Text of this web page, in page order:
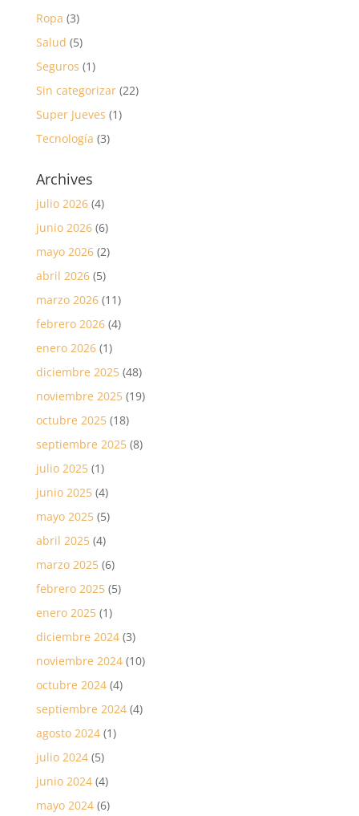
Ropa (3)
Salud (5)
Seguros (1)
Sin categorizar(22)
Super Jueves (1)
Tecnología (3)
Archives
julio 2026(4)
junio 2026(6)
mayo 2026(2)
abril 2026(5)
marzo 2026(11)
febrero 2026(4)
enero 2026(1)
diciembre 2025(48)
noviembre 2025(19)
octubre 2025(18)
septiembre 2025(8)
julio 2025(1)
junio 2025(4)
mayo 2025(5)
abril 2025(4)
marzo 2025(6)
febrero 2025(5)
enero 2025(1)
diciembre 2024(3)
noviembre 2024(10)
octubre 2024(4)
septiembre 2024(4)
agosto 2024(1)
julio 2024(5)
junio 2024(4)
mayo 2024(6)